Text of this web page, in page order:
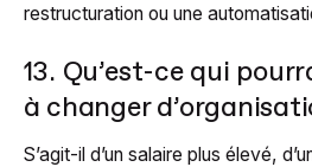
restructuration ou une
13. Qu’est-ce qui
à changer
S’agit-il d’un salaire plus élevé,